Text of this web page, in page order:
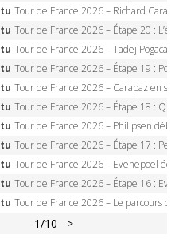
Tour de France 2026 – Richard Carapaz roi des Alpes, doublé et maillot à pois, Seixas perd le podium
Tour de France 2026 – Étape 20 : L’étape reine, Galibier, Sarenne, Alpe d’Huez, qui succédera à Pogacar ?
Tour de France 2026 – Tadej Pogacar dompte l’Alpe d’Huez, 5e victoire, record de Pantani pulvérisé
Tour de France 2026 – Étape 19 : Pogacar peut-il enfin dompter l’Alpe d’Huez ?
Tour de France 2026 – Carapaz en solitaire à Orcières-Merlette, Paret-Peintre à un point du maillot à pois
Tour de France 2026 – Étape 18 : Qui domptera Orcières-Merlette, première marche vers l’Alpe d’Huez ?
Tour de France 2026 – Philipsen débloque son compteur à Voiron, Pedersen en danger pour le maillot vert
Tour de France 2026 – Étape 17 : Pedersen peut-il verrouiller le maillot vert à Voiron ?
Tour de France 2026 – Evenepoel écrase le chrono d’Évian, Seixas 4e, Lipowitz abandonne
Tour de France 2026 – Étape 16 : Evenepoel, Pogacar, Ganna… qui domptera le chrono d’Évian pour redessiner le podium ?
Tour de France 2026 – Le parcours officiel complet : 21 étapes, profils, carte et dates
1/10 >